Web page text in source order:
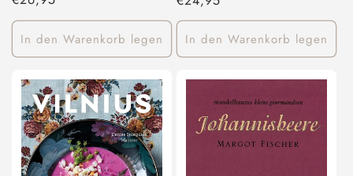
Preis
In den Warenkorb legen
Preis
In den Warenkorb legen